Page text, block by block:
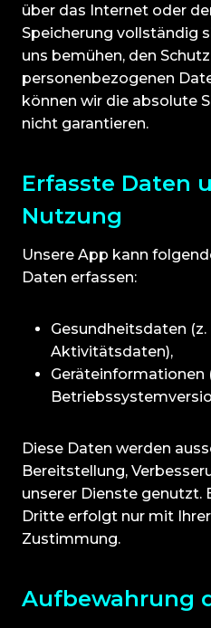
über das Internet oder
Speicherung vollständig
uns bemühen, den
personenbezogenen
können wir die absolute
nicht garantieren.
Erfasste Daten
Nutzung
Unsere App kann
Daten erfassen:
Gesundheitsdaten (z.
Aktivitätsdaten),
Geräteinformationen
Diese Daten werden
Bereitstellung,
unserer Dienste genutzt.
Dritte erfolgt nur mit
Zustimmung.
Aufbewahrung